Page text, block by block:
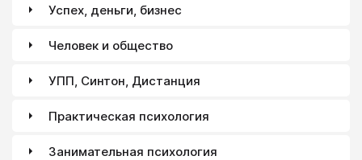
Успех, деньги, бизнес
Человек и общество
УПП, Синтон, Дистанция
Практическая психология
Занимательная психология